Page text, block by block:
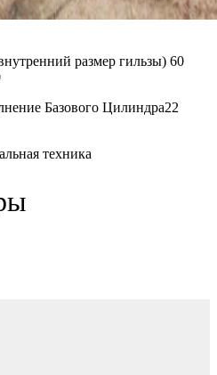
размер гильзы) 60
Базового Цилиндра22
техника